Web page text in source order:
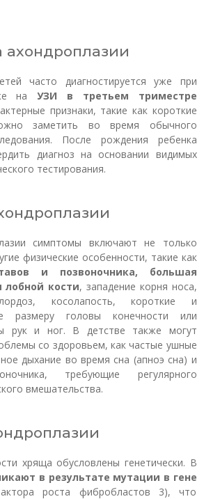
ахондроплазии
часто диагностируется уже при
на УЗИ в третьем триместре
признаки, такие как короткие
заметить во время обычного
После рождения ребенка
диагноз на основании видимых
тестирования.
симптомы включают не только
физические особенности, такие как
и позвоночника, большая
лобной кости, западение корня носа,
косолапость, короткие и
размеру головы конечности или
рук и ног. В детстве также могут
со здоровьем, как частые ушные
дыхание во время сна (апноэ сна) и
требующие регулярного
вмешательства.
хряща обусловлены генетически. В
в результате мутации в гене
роста фибробластов 3), что